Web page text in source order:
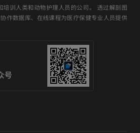
培训人类和动物护理人员的公司。 透过解剖图
作数据库、在线课程为医疗保健专业人员提供
号